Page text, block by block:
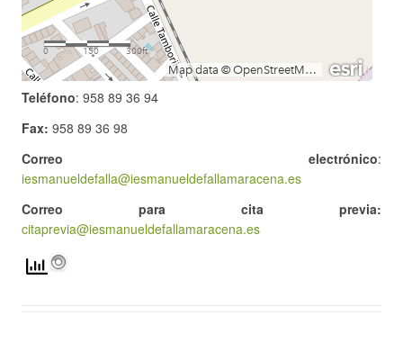
Teléfono: 958 89 36 94
Fax: 958 89 36 98
Correo electrónico:
iesmanueldefalla@iesmanueldefallamaracena.es
Correo para cita previa:
citaprevia@iesmanueldefallamaracena.es